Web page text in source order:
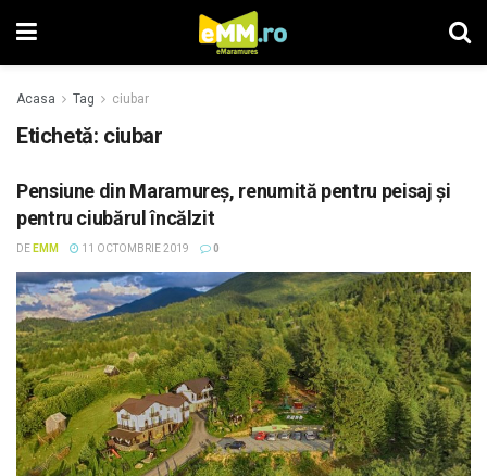
Acasa Tag ciubar
Etichetă: ciubar
Pensiune din Maramureş, renumită pentru peisaj şi
pentru ciubărul încălzit
DE EMM 11 OCTOMBRIE 2019 0